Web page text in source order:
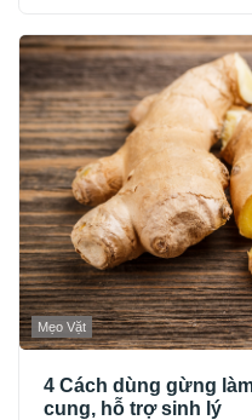
Mẹo Vặt
4 Cách dùng gừng
cung, hỗ trợ sinh lý